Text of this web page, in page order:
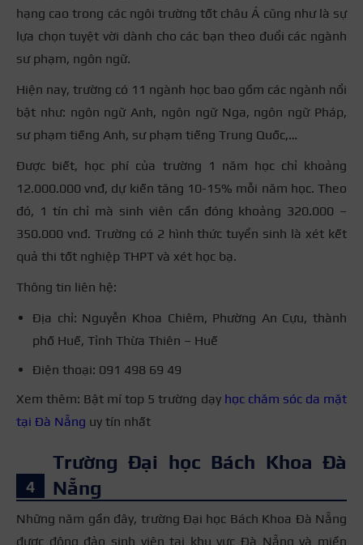
hạng cao trong các ngôi trường tốt châu Á cũng như là sự
lựa chọn tuyệt vời dành cho các bạn theo đuổi các ngành
sư phạm, ngôn ngữ.
Hiện nay, trường có 11 ngành học bao gồm các ngành nổi
bật như: ngôn ngữ Anh, ngôn ngữ Nga, ngôn ngữ Pháp,
sư phạm tiếng Anh, sư phạm tiếng Trung Quốc,…
Được biết, học phí của trường 1 năm học chỉ khoảng
12.000.000 vnđ, dự kiến tăng 10-15% mỗi năm học. Theo
đó, 1 tín chỉ mà sinh viên cần đóng khoảng 320.000 –
350.000 vnđ. Trường có 2 hình thức tuyển sinh là xét kết
quả thi tốt nghiệp THPT và xét học bạ.
Thông tin liên hệ:
Địa chỉ: Nguyễn Khoa Chiêm, Phường An Cựu, thành
phố Huế, Tỉnh Thừa Thiên – Huế
Điện thoại: 091 498 69 49
Xem thêm: Bật mí top 5 trường dạy học chăm sóc da mặt
tại Đà Nẵng uy tín nhất
Trường Đại học Bách Khoa Đà
Nẵng
Những năm gần đây, trường Đại học Bách Khoa Đà Nẵng
được đông đảo sinh viên tại khu vực Đà Nẵng và miền